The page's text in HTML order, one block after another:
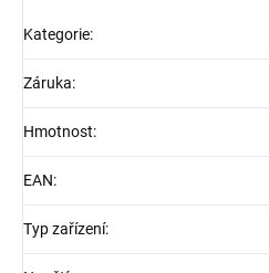
Kategorie:
Záruka:
Hmotnost:
EAN:
Typ zařízení: